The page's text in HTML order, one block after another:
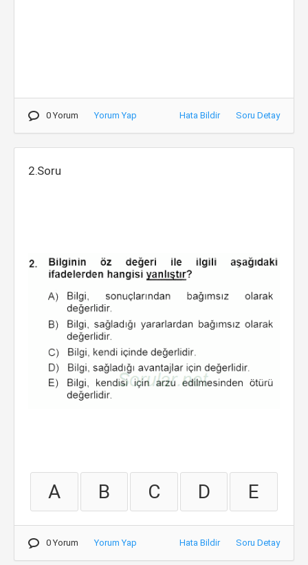
0 Yorum Yorum Yap Hata Bildir Soru Detay
2.Soru
A B C D E
0 Yorum Yorum Yap Hata Bildir Soru Detay